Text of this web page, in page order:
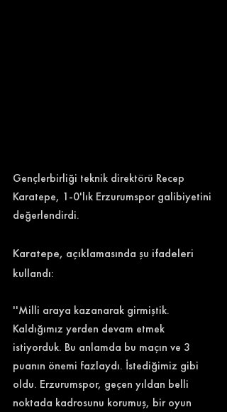
Gençlerbirliği teknik direktörü Recep
Karatepe, 1-0'lık Erzurumspor galibiyetini
değerlendirdi.
Karatepe, açıklamasında şu ifadeleri
kullandı:
''Milli araya kazanarak girmiştik.
Kaldığımız yerden devam etmek
istiyorduk. Bu anlamda bu maçın ve 3
puanın önemi fazlaydı. İstediğimiz gibi
oldu. Erzurumspor, geçen yıldan belli
noktada kadrosunu korumuş, bir oyun